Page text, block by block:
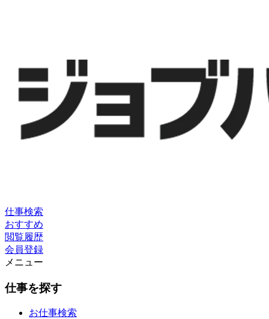
仕事検索
おすすめ
閲覧履歴
会員登録
メニュー
仕事を探す
お仕事検索